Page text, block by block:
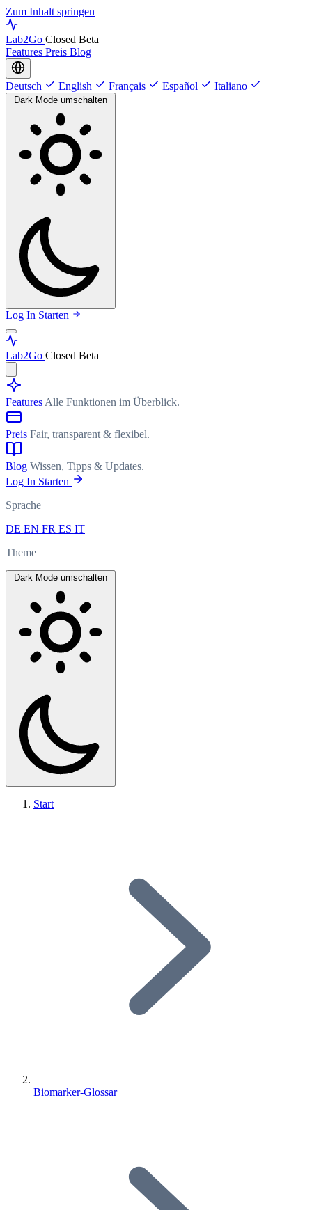
Zum Inhalt springen
Lab2Go Closed Beta
Features Preis Blog
Deutsch English Français Español Italiano
Dark Mode umschalten
Log In Starten
Lab2Go Closed Beta
Features Alle Funktionen im Überblick.
Preis Fair, transparent & flexibel.
Blog Wissen, Tipps & Updates.
Log In Starten
Sprache
DE EN FR ES IT
Theme
Dark Mode umschalten
Start
Biomarker-Glossar